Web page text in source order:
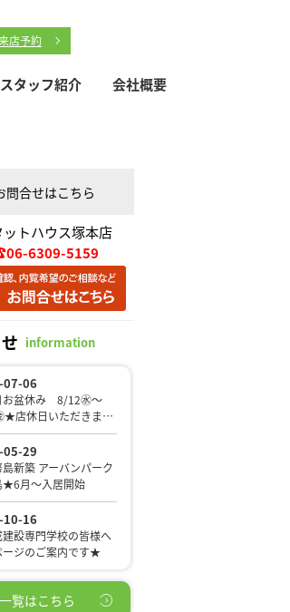
店予約
スタッフ紹介 会社概要
問合せはこちら
ットハウス塚本店
06-6309-5159
information
一覧はこちら